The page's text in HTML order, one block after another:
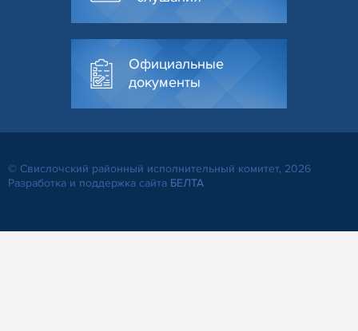
Официальные
документы
© Свислочский районный исполнительный комитет, 2026
Разработка и поддержка сайта БЕЛТА